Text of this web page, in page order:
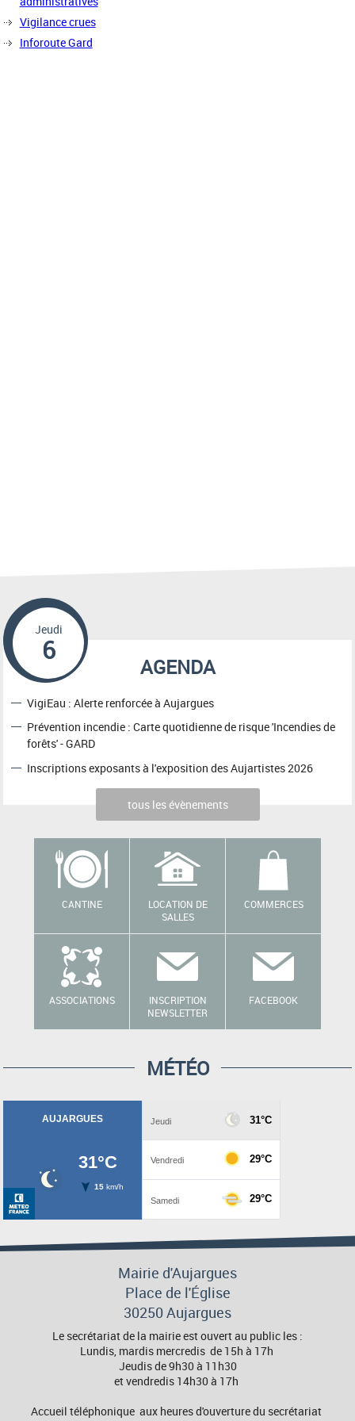
Vigilance crues
Inforoute Gard
AGENDA
Jeudi
6
VigiEau : Alerte renforcée à Aujargues
Prévention incendie : Carte quotidienne de risque 'Incendies de
forêts' - GARD
Inscriptions exposants à l'exposition des Aujartistes 2026
tous les évènements
CANTINE
LOCATION DE
SALLES
COMMERCES
ASSOCIATIONS
INSCRIPTION
NEWSLETTER
FACEBOOK
MÉTÉO
Mairie d'Aujargues
Place de l'Église
30250 Aujargues
Le secrétariat de la mairie est ouvert au public les :
Lundis, mardis mercredis de 15h à 17h
Jeudis de 9h30 à 11h30
et vendredis 14h30 à 17h
Accueil téléphonique aux heures d'ouverture du secrétariat